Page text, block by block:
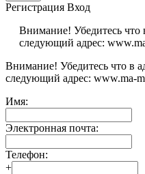
Регистрация Вход
Внимание! Убедитесь что
следующий адрес:
Внимание! Убедитесь что в
следующий адрес: www.ma-
Имя:
Электронная почта:
Телефон:
+